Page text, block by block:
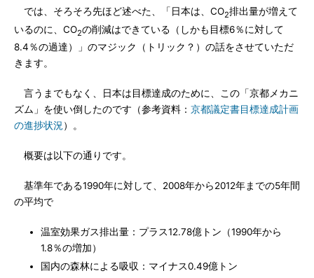
では、そろそろ先ほど述べた、「日本は、CO2排出量が増えて
いるのに、CO2の削減はできている（しかも目標6％に対して
8.4％の過達）」のマジック（トリック？）の話をさせていただ
きます。
言うまでもなく、日本は目標達成のために、この「京都メカニ
ズム」を使い倒したのです（参考資料： 京都議定書目標達成計画
の進捗状況）。
概要は以下の通りです。
基準年である1990年に対して、2008年から2012年までの5年間
の平均で
温室効果ガス排出量：プラス12.78億トン（1990年から
1.8％の増加）
国内の森林による吸収：マイナス0.49億トン